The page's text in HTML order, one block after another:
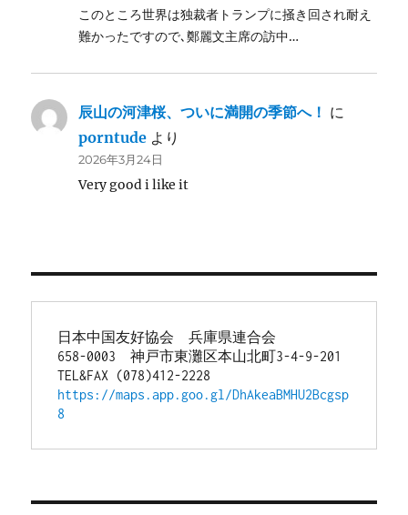
このところ世界は独裁者トランプに掻き回され耐え
難かったですので､鄭麗文主席の訪中…
辰山の河津桜、ついに満開の季節へ！ に
porntude より
2026年3月24日
Very good i like it
日本中国友好協会　兵庫県連合会
658-0003　神戸市東灘区本山北町3-4-9-201
TEL&FAX (078)412-2228
https://maps.app.goo.gl/DhAkeaBMHU2Bcgsp
8